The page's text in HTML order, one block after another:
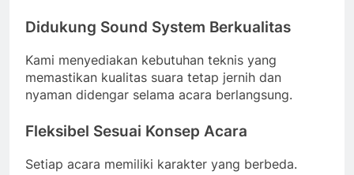
Didukung Sound System Berkualitas
Kami menyediakan kebutuhan teknis yang
memastikan kualitas suara tetap jernih dan
nyaman didengar selama acara berlangsung.
Fleksibel Sesuai Konsep Acara
Setiap acara memiliki karakter yang berbeda.